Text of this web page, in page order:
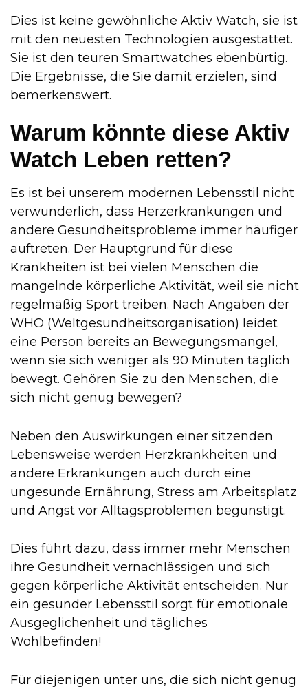
Dies ist keine gewöhnliche Aktiv Watch, sie ist
mit den neuesten Technologien ausgestattet.
Sie ist den teuren Smartwatches ebenbürtig.
Die Ergebnisse, die Sie damit erzielen, sind
bemerkenswert.
Warum könnte diese Aktiv
Watch Leben retten?
Es ist bei unserem modernen Lebensstil nicht
verwunderlich, dass Herzerkrankungen und
andere Gesundheitsprobleme immer häufiger
auftreten. Der Hauptgrund für diese
Krankheiten ist bei vielen Menschen die
mangelnde körperliche Aktivität, weil sie nicht
regelmäßig Sport treiben. Nach Angaben der
WHO (Weltgesundheitsorganisation) leidet
eine Person bereits an Bewegungsmangel,
wenn sie sich weniger als 90 Minuten täglich
bewegt. Gehören Sie zu den Menschen, die
sich nicht genug bewegen?
Neben den Auswirkungen einer sitzenden
Lebensweise werden Herzkrankheiten und
andere Erkrankungen auch durch eine
ungesunde Ernährung, Stress am Arbeitsplatz
und Angst vor Alltagsproblemen begünstigt.
Dies führt dazu, dass immer mehr Menschen
ihre Gesundheit vernachlässigen und sich
gegen körperliche Aktivität entscheiden. Nur
ein gesunder Lebensstil sorgt für emotionale
Ausgeglichenheit und tägliches
Wohlbefinden!
Für diejenigen unter uns, die sich nicht genug